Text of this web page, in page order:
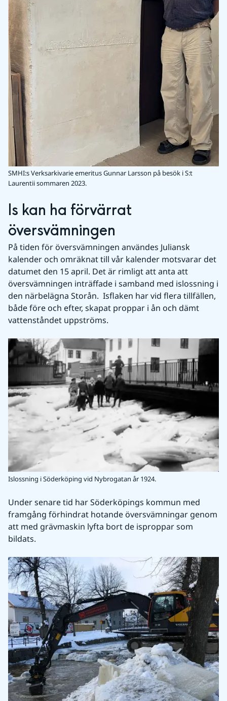
SMHI:s Verksarkivarie emeritus Gunnar Larsson på besök i S:t
Laurentii sommaren 2023.
Is kan ha förvärrat
översvämningen
På tiden för översvämningen användes Juliansk
kalender och omräknat till vår kalender motsvarar det
datumet den 15 april. Det är rimligt att anta att
översvämningen inträffade i samband med islossning i
den närbelägna Storån.  Isflaken har vid flera tillfällen,
både före och efter, skapat proppar i ån och dämt
vattenståndet uppströms.
Islossning i Söderköping vid Nybrogatan år 1924.
Under senare tid har Söderköpings kommun med
framgång förhindrat hotande översvämningar genom
att med grävmaskin lyfta bort de isproppar som
bildats.